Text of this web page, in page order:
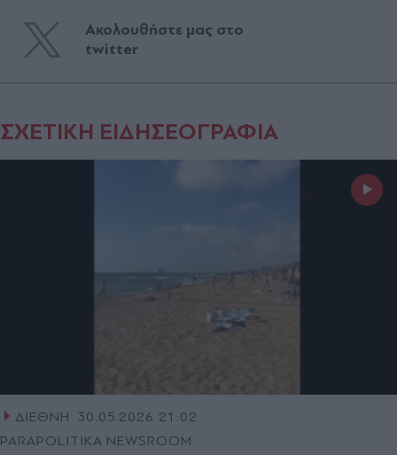
Ακολουθήστε μας στο
twitter
ΣΧΕΤΙΚΗ ΕΙΔΗΣΕΟΓΡΑΦΙΑ
ΔΙΕΘΝΗ
30.05.2026 21:02
PARAPOLITIKA NEWSROOM